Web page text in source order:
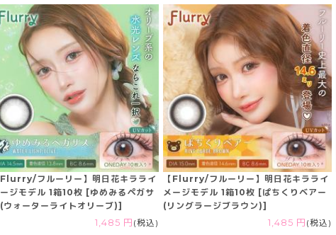
フルーリー】明日花キラライ
ジモデル 1箱10枚 [ゆめみるペガサ
ウォーターライトオリーブ)]
1,485 円 (税込)
【Flurry/フルーリー】明日花キラライ
メージモデル 1箱10枚 [ぱちくりベアー
(リングラージブラウン)]
1,485 円 (税込)